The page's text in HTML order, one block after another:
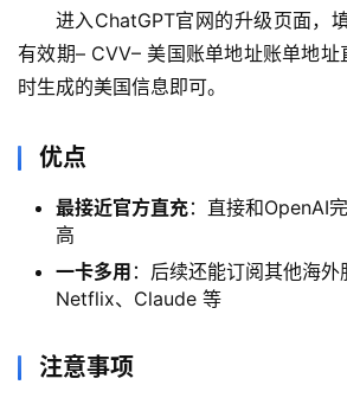
进入ChatGPT官网的升级页面，
有效期– CVV– 美国账单地址账单地
时生成的美国信息即可。
优点
最接近官方直充：直接和OpenAI
高
一卡多用 ：后续还能订阅其他海外
Netflix、Claude 等
注意事项